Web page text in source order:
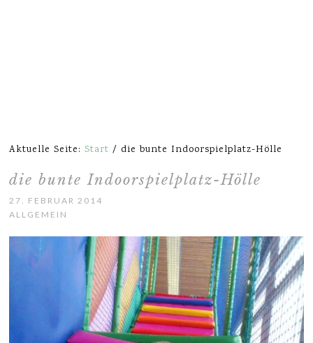
Aktuelle Seite:Start / die bunte Indoorspielplatz-Hölle
die bunte Indoorspielplatz-Hölle
27. FEBRUAR 2014
ALLGEMEIN